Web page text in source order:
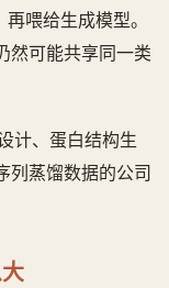
喂给生成模型。
然可能共享同一类
计、蛋白结构生
列蒸馏数据的公司